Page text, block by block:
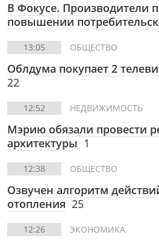
В Фокусе. Производители
повышении
13:05 ОБЩЕСТВО
Облдума покупает 2
22
12:52 НЕДВИЖИМОСТЬ
Мэрию обязали провести
архитектуры 1
12:38 ОБЩЕСТВО
Озвучен алгоритм
отопления 25
12:26 ЭКОНОМИКА